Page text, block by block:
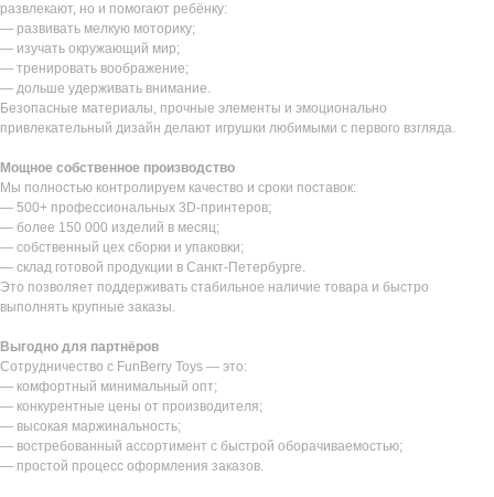
развлекают, но и помогают ребёнку:
— развивать мелкую моторику;
— изучать окружающий мир;
— тренировать воображение;
— дольше удерживать внимание.
Безопасные материалы, прочные элементы и эмоционально
привлекательный дизайн делают игрушки любимыми с первого взгляда.
Мощное собственное производство
Мы полностью контролируем качество и сроки поставок:
— 500+ профессиональных 3D-принтеров;
— более 150 000 изделий в месяц;
— собственный цех сборки и упаковки;
— склад готовой продукции в Санкт-Петербурге.
Это позволяет поддерживать стабильное наличие товара и быстро
выполнять крупные заказы.
Выгодно для партнёров
Сотрудничество с FunBerry Toys — это:
— комфортный минимальный опт;
— конкурентные цены от производителя;
— высокая маржинальность;
— востребованный ассортимент с быстрой оборачиваемостью;
— простой процесс оформления заказов.